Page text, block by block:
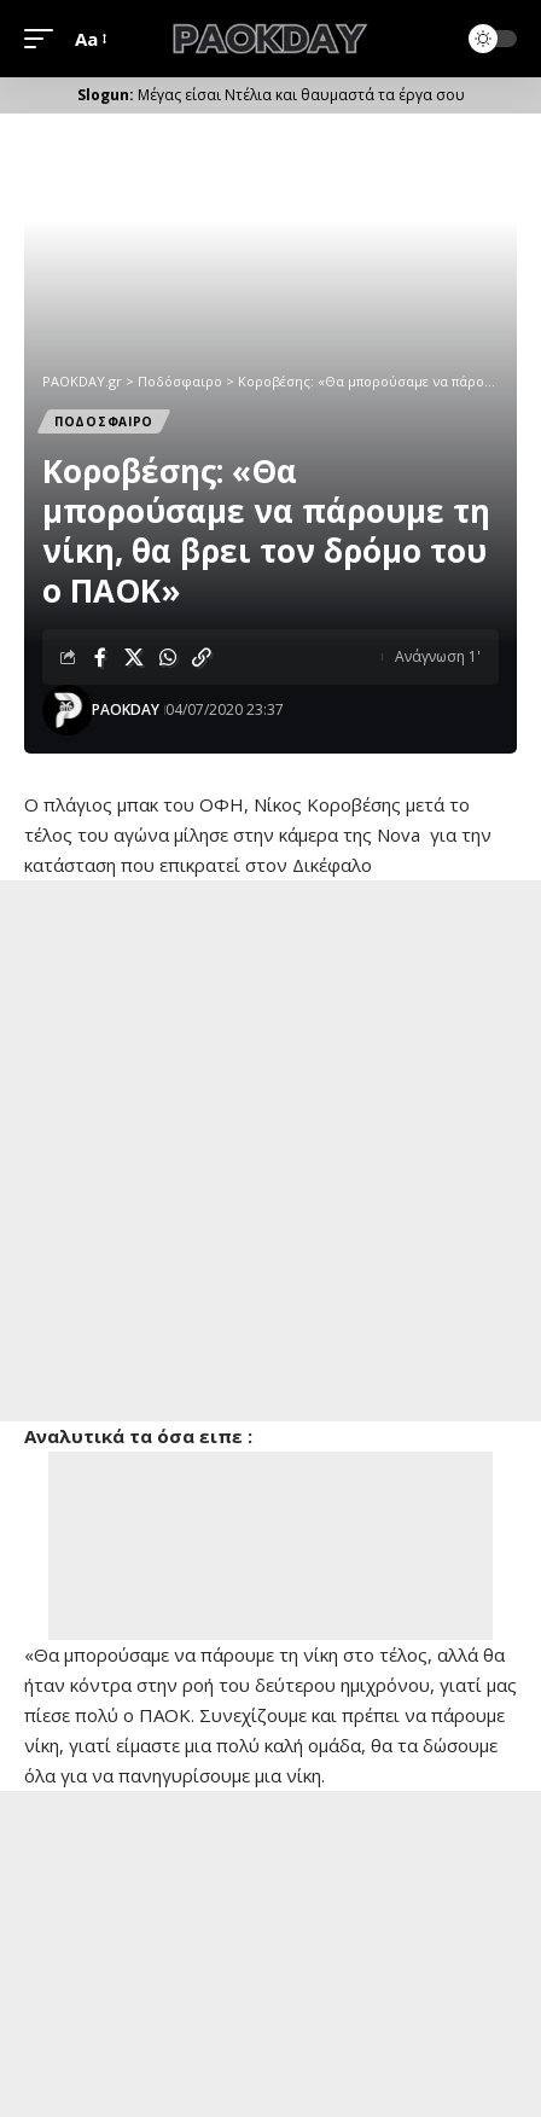
Μέγεθος
Γραμματοσειράς
Aa
Μέγας είσαι Ντέλια και θαυμαστά τα έργα σου
PAOKDAY.gr > Ποδόσφαιρο > Κοροβέσης: «Θα μπορούσαμε να πάρουμε τη νίκη, θα βρει τον δρόμο του ο ΠΑΟΚ»
ΠΟΔΟΣΦΑΙΡΟ
Κοροβέσης: «Θα
μπορούσαμε να πάρουμε τη
νίκη, θα βρει τον δρόμο του
ο ΠΑΟΚ»
PAOKDAY 04/07/2020 23:37
Ανάγνωση 1'
O πλάγιος μπακ του ΟΦΗ, Νίκος Κοροβέσης μετά το
τέλος του αγώνα μίλησε στην κάμερα της Nova για την
κατάσταση που επικρατεί στον Δικέφαλο
Αναλυτικά τα όσα ειπε :
«Θα μπορούσαμε να πάρουμε τη νίκη στο τέλος, αλλά θα
ήταν κόντρα στην ροή του δεύτερου ημιχρόνου, γιατί μας
πίεσε πολύ ο ΠΑΟΚ. Συνεχίζουμε και πρέπει να πάρουμε
νίκη, γιατί είμαστε μια πολύ καλή ομάδα, θα τα δώσουμε
όλα για να πανηγυρίσουμε μια νίκη.